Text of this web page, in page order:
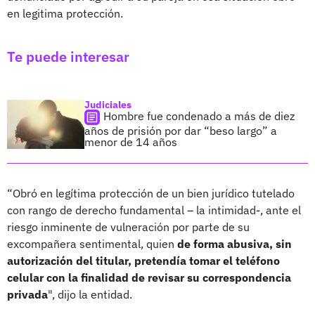
en legitima protección.
Te puede interesar
Judiciales
Hombre fue condenado a más de diez
años de prisión por dar “beso largo” a
menor de 14 años
“Obró en legítima protección de un bien jurídico tutelado
con rango de derecho fundamental – la intimidad-, ante el
riesgo inminente de vulneración por parte de su
excompañera sentimental, quien de forma abusiva, sin
autorización del titular, pretendía tomar el teléfono
celular con la finalidad de revisar su correspondencia
privada", dijo la entidad.